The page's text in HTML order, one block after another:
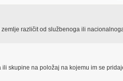
različit od službenoga ili
skupine na položaj na kojemu im se